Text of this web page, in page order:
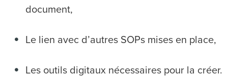
document,
Le lien avec d’autres SOPs mises en place,
Les outils digitaux nécessaires pour la créer.